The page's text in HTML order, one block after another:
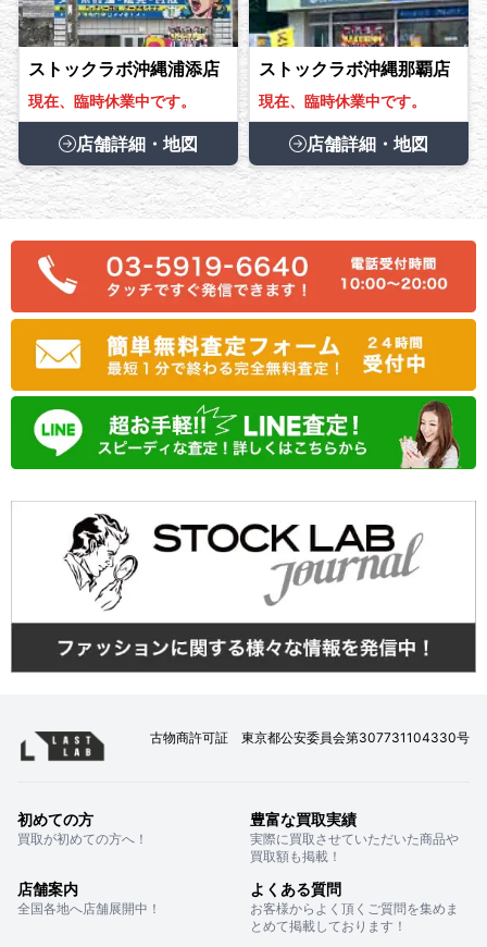
ストックラボ沖縄浦添店
現在、臨時休業中です。
店舗詳細・地図
ストックラボ沖縄那覇店
現在、臨時休業中です。
店舗詳細・地図
古物商許可証 東京都公安委員会第307731104330号
初めての方
買取が初めての方へ！
豊富な買取実績
実際に買取させていただいた商品や
買取額も掲載！
店舗案内
全国各地へ店舗展開中！
よくある質問
お客様からよく頂くご質問を集めま
とめて掲載しております！